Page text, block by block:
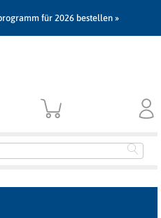
für 2026 bestellen »